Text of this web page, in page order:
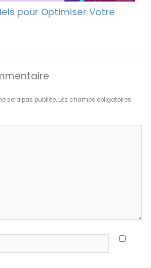
pour Optimiser Votre
sera pas publiée. Les champs obligatoires